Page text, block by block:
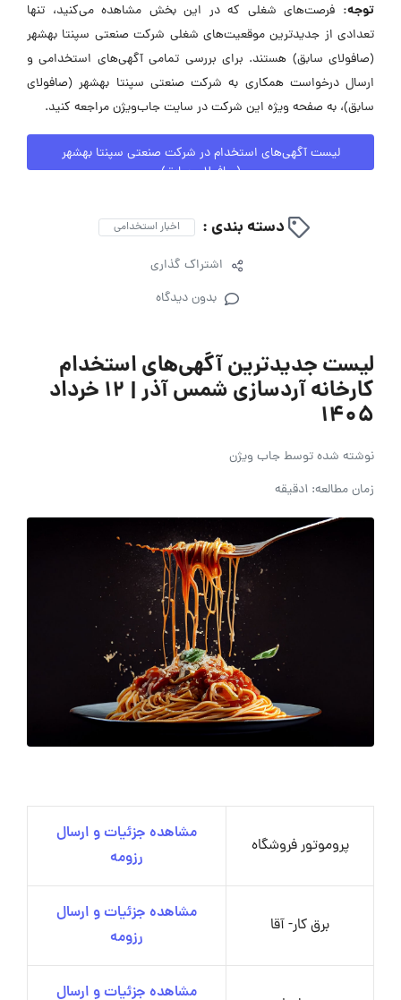
توجه: فرصت‌های شغلی که در این بخش مشاهده می‌کنید، تنها
تعدادی از جدیدترین موقعیت‌های شغلی شرکت صنعتی سپنتا بهشهر
(صافولای سابق) هستند. برای بررسی تمامی آگهی‌های استخدامی و
ارسال درخواست همکاری به شرکت صنعتی سپنتا بهشهر (صافولای
سابق)، به صفحه ویژه این شرکت در سایت جاب‌ویژن مراجعه کنید.
لیست آگهی‌های استخدام در شرکت صنعتی سپنتا بهشهر
(صافولای سابق)
دسته بندی : اخبار استخدامی
اشتراک گذاری
بدون دیدگاه
لیست جدیدترین آگهی‌های استخدام
کارخانه آردسازی شمس آذر | ۱۲ خرداد
۱۴۰۵
نوشته شده توسطجاب ویژن
زمان مطالعه: 1دقیقه
پروموتور فروشگاه
مشاهده جزئیات و ارسال
رزومه
برق کار- آقا
مشاهده جزئیات و ارسال
رزومه
مشاهده جزئیات و ارسال